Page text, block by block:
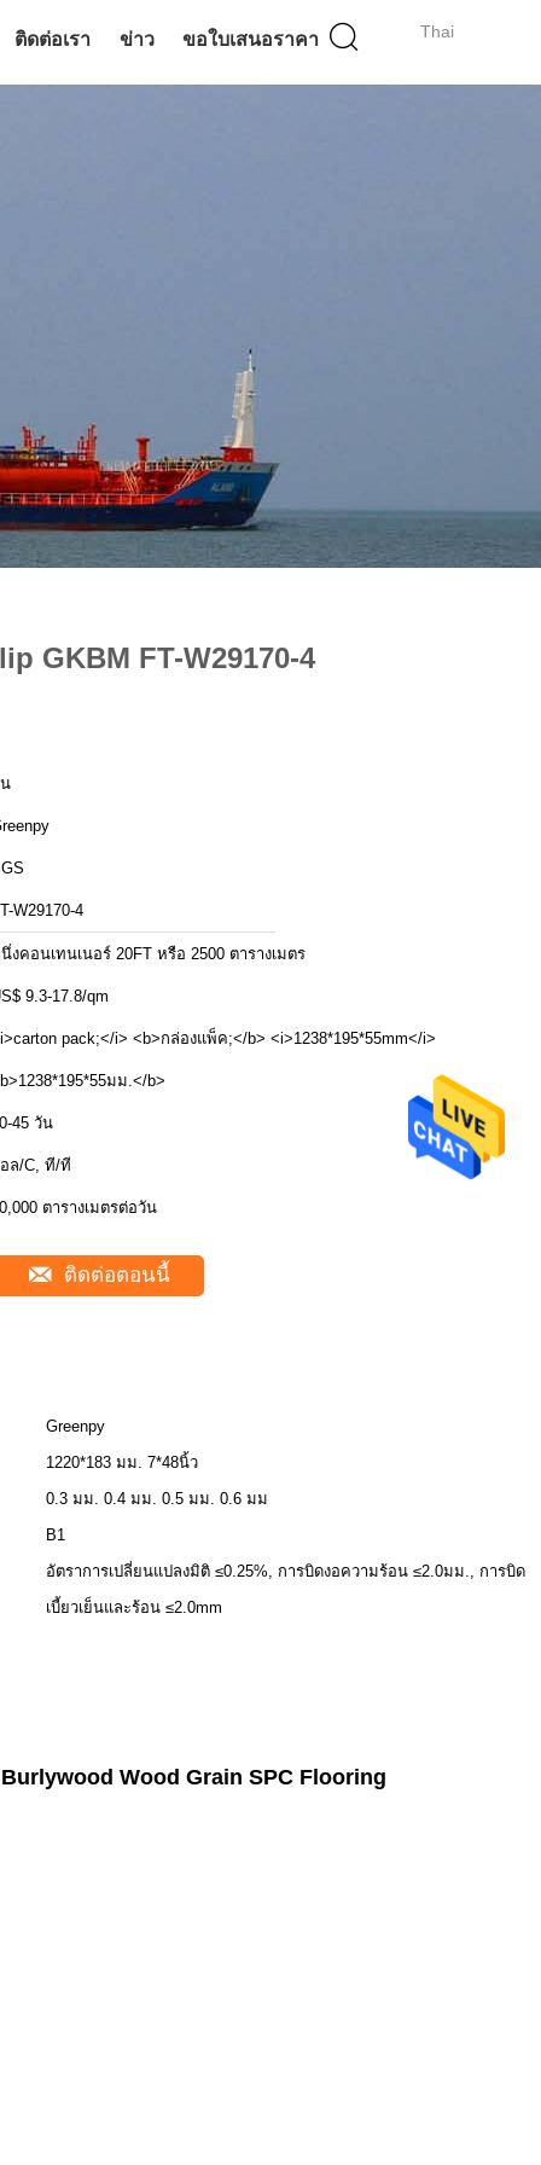
Thai
ติดต่อเรา ข่าว ขอใบเสนอราคา
GKBM FT-W29170-4
W29170-4
งคอนเทนเนอร์ 20FT หรือ 2500 ตารางเมตร
9.3-17.8/qm
pack;</i> <b>กล่องแพ็ค;</b> <i>1238*195*55mm</i>
มม.</b>
45 วัน
ล/C, ที/ที
ตารางเมตรต่อวัน
ติดต่อตอนนี้
Greenpy
1220*183 มม. 7*48นิ้ว
0.3 มม. 0.4 มม. 0.5 มม. 0.6 มม
B1
อัตราการเปลี่ยนแปลงมิติ ≤0.25%, การบิดงอความร้อน ≤2.0มม., การบิด
เบี้ยวเย็นและร้อน ≤2.0mm
Wood Grain SPC Flooring